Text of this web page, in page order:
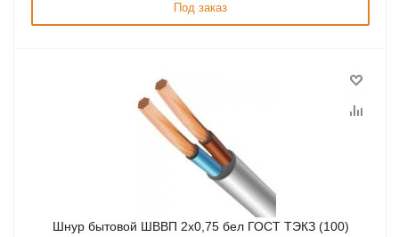
Под заказ
Шнур бытовой ШВВП 2х0,75 бел ГОСТ ТЭКЗ (100)